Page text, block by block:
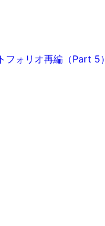
フォリオ再編（Part